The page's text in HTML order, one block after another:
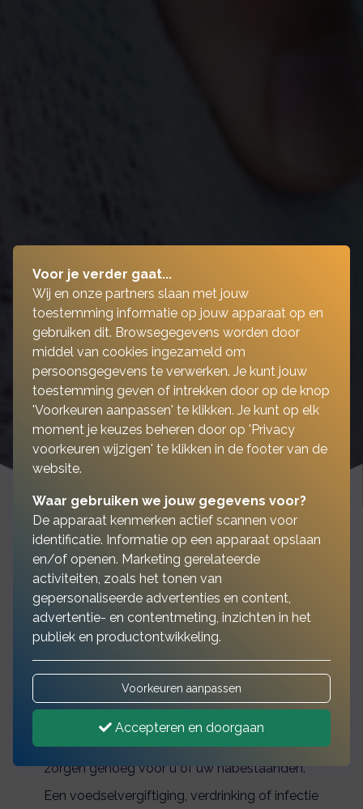
Waar heeft u de
ongevallenverzekering
voor nodig?
Voor als u, spreekwoordelijk gezien, onder de
tram komt. En daar blijvend letsel aan
overhoudt of overlijdt. De kans is heel klein,
maar de ellende is enorm. Dan zijn er al
zorgen genoeg voor u of uw nabestaanden.
Een voedselvergiftiging, verdrinking of infectie
Voor je verder gaat...
Wij en onze partners slaan met jouw
toestemming informatie op jouw apparaat op en
gebruiken dit. Browsegegevens worden door
middel van cookies ingezameld om
persoonsgegevens te verwerken. Je kunt jouw
toestemming geven of intrekken door op de knop
'Voorkeuren aanpassen' te klikken. Je kunt op elk
moment je keuzes beheren door op 'Privacy
voorkeuren wijzigen' te klikken in de footer van de
website.
Waar gebruiken we jouw gegevens voor?
De apparaat kenmerken actief scannen voor
identificatie. Informatie op een apparaat opslaan
en/of openen. Marketing gerelateerde
activiteiten, zoals het tonen van
gepersonaliseerde advertenties en content,
advertentie- en contentmeting, inzichten in het
publiek en productontwikkeling.
Voorkeuren aanpassen
Accepteren en doorgaan